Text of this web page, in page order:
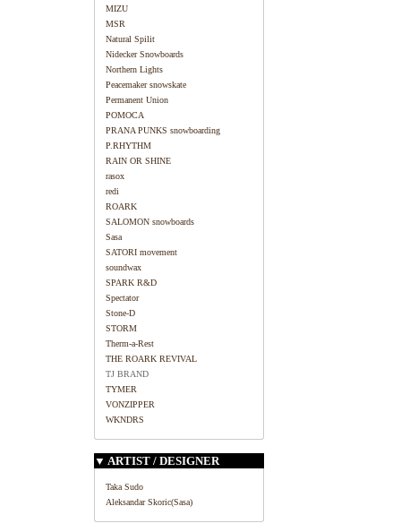
MIZU
MSR
Natural Spilit
Nidecker Snowboards
Northern Lights
Peacemaker snowskate
Permanent Union
POMOCA
PRANA PUNKS snowboarding
P.RHYTHM
RAIN OR SHINE
rasox
redi
ROARK
SALOMON snowboards
Sasa
SATORI movement
soundwax
SPARK R&D
Spectator
Stone-D
STORM
Therm-a-Rest
THE ROARK REVIVAL
TJ BRAND
TYMER
VONZIPPER
WKNDRS
▼ ARTIST / DESIGNER
Taka Sudo
Aleksandar Skoric(Sasa)